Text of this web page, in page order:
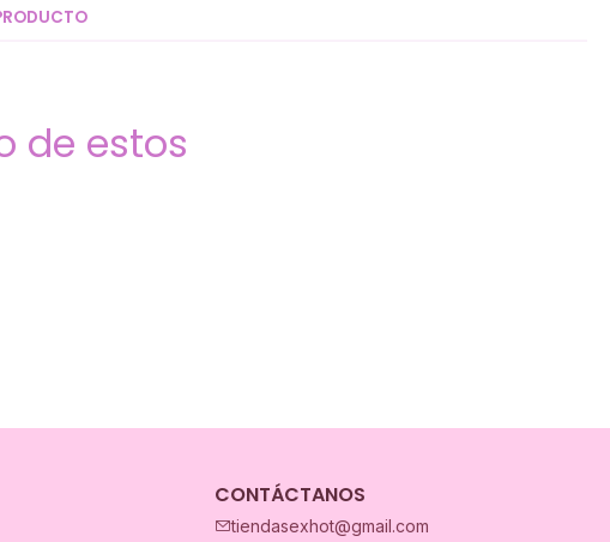
de estos
CONTÁCTANOS
tiendasexhot@gmail.com